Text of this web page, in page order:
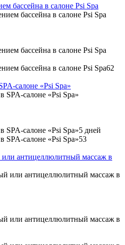
бассейна в салоне Psi Spa
62
салоне «Psi Spa»
5 дней
53
антицеллюлитный массаж в